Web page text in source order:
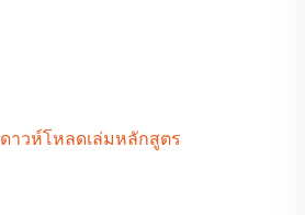
ดาวห์โหลดเล่มหลักสูตร